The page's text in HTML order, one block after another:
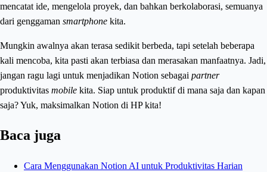
mencatat ide, mengelola proyek, dan bahkan berkolaborasi, semuanya
dari genggaman smartphone kita.
Mungkin awalnya akan terasa sedikit berbeda, tapi setelah beberapa
kali mencoba, kita pasti akan terbiasa dan merasakan manfaatnya. Jadi,
jangan ragu lagi untuk menjadikan Notion sebagai partner
produktivitas mobile kita. Siap untuk produktif di mana saja dan kapan
saja? Yuk, maksimalkan Notion di HP kita!
Baca juga
Cara Menggunakan Notion AI untuk Produktivitas Harian